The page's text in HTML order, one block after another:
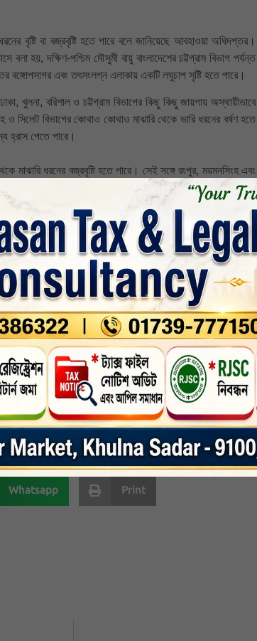
বৃষ্টি বা বজ্রবৃষ্টি হতে পারে বলে জানিয়েছে আবহাওয়া অধিদপ্তর।
বলা হয়, দক্ষিণ-পশ্চিম মৌসুমী বায়ু বাংলাদেশের চট্টগ্রাম বিভাগ পর্যন্ত
এবং তৎসংলগ্ন এলাকায় একটি লঘুচাপ সৃষ্টি হতে পারে।
খুলনা, বরিশাল ও চট্টগ্রাম বিভাগের কিছু কিছু জায়গায় অস্থায়ীভাবে
ও সিলেট বিভাগের কোথাও কোথাও মাঝারি থেকে ভারি ধরনের বর্ষণ হতে
হ্রাস পেতে পারে।
মাঝারি ধরনের বজ্রবৃষ্টি হতে পারে। সেই সঙ্গে রংপুর, ময়মনসিংহ এবং
তাপমাত্রা প্রায় অপরিবর্তিত থাকতে পারে।
ঢাকা এবং সিলেট বিভাগের কিছু কিছু জায়গায় অস্থায়ীভাবে দমকা
কোথাও কোথাও মাঝারি থেকে ভারি ধরনের বর্ষণ হতে পারে। এদিন
পারে। সারা দেশে রাতের তাপমাত্রা সামান্য হ্রাস পেতে পারে।
জায়গায় অস্থায়ীভাবে দমকা হাওয়াসহ হালকা থেকে মাঝারি
পারে। সারা দেশে দিন এবং রাতের তাপমাত্রা সামান্য হ্রাস পেতে
জায়গায় অস্থায়ীভাবে দমকা হাওয়াসহ হালকা থেকে মাঝারি ধরনের
সারা দেশে দিন এবং রাতের তাপমাত্রা প্রায় অপরিবর্তিত থাকতে
বৃদ্ধি পেতে পারে।
, সারাদেশ
Whatsapp Print